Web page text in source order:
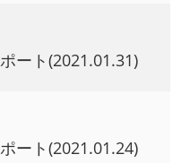
ート(2021.01.31)
ート(2021.01.24)